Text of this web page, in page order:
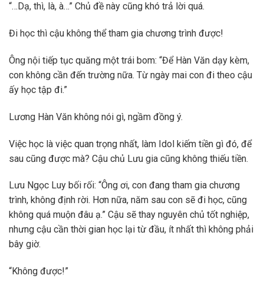
“…Dạ, thì, là, à…” Chủ đề này cũng khó trả lời quá.
Đi học thì cậu không thể tham gia chương trình được!
Ông nội tiếp tục quăng một trái bom: “Để Hàn Văn dạy kèm,
con không cần đến trường nữa. Từ ngày mai con đi theo cậu
ấy học tập đi.”
Lương Hàn Văn không nói gì, ngầm đồng ý.
Việc học là việc quan trọng nhất, làm Idol kiếm tiền gì đó, để
sau cũng được mà? Cậu chủ Lưu gia cũng không thiếu tiền.
Lưu Ngọc Luy bối rối: “Ông ơi, con đang tham gia chương
trình, không định rời. Hơn nữa, năm sau con sẽ đi học, cũng
không quá muộn đâu ạ.” Cậu sẽ thay nguyên chủ tốt nghiệp,
nhưng cậu cần thời gian học lại từ đầu, ít nhất thì không phải
bây giờ.
“Không được!”